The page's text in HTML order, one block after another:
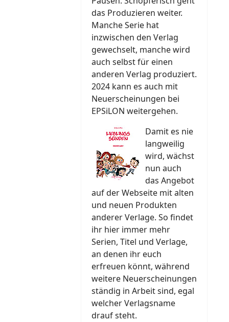
das Produzieren weiter.
Manche Serie hat
inzwischen den Verlag
gewechselt, manche wird
auch selbst für einen
anderen Verlag produziert.
2024 kann es auch mit
Neuerscheinungen bei
EPSiLON weitergehen.
Damit es nie
langweilig
wird, wächst
nun auch
das Angebot
auf der Webseite mit alten
und neuen Produkten
anderer Verlage. So findet
ihr hier immer mehr
Serien, Titel und Verlage,
an denen ihr euch
erfreuen könnt, während
weitere Neuerscheinungen
ständig in Arbeit sind, egal
welcher Verlagsname
drauf steht.